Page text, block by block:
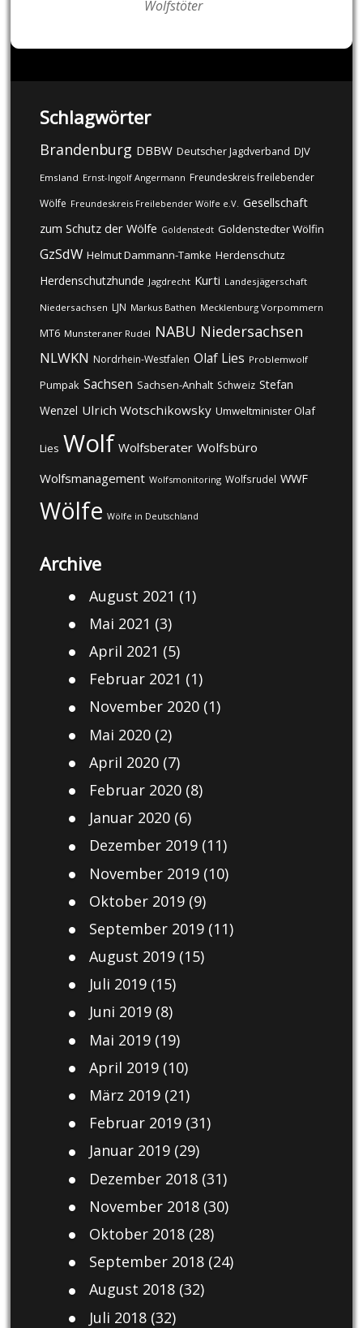
Wolfstöter
Schlagwörter
Brandenburg DBBW Deutscher Jagdverband DJV
Emsland Ernst-Ingolf Angermann Freundeskreis freilebender
Wölfe Freundeskreis Freilebender Wölfe e.V. Gesellschaft
zum Schutz der Wölfe Goldenstedt Goldenstedter Wölfin
GzSdW Helmut Dammann-Tamke Herdenschutz
Herdenschutzhunde Jagdrecht Kurti Landesjägerschaft
Niedersachsen LJN Markus Bathen Mecklenburg Vorpommern
MT6 Munsteraner Rudel NABU Niedersachsen
NLWKN Nordrhein-Westfalen Olaf Lies Problemwolf
Pumpak Sachsen Sachsen-Anhalt Schweiz Stefan
Wenzel Ulrich Wotschikowsky Umweltminister Olaf
Lies Wolf Wolfsberater Wolfsbüro
Wolfsmanagement Wolfsmonitoring Wolfsrudel WWF
Wölfe Wölfe in Deutschland
Archive
August 2021 (1)
Mai 2021 (3)
April 2021 (5)
Februar 2021 (1)
November 2020(1)
Mai 2020(2)
April 2020(7)
Februar 2020(8)
Januar 2020(6)
Dezember 2019(11)
November 2019(10)
Oktober 2019(9)
September 2019(11)
August 2019(15)
Juli 2019(15)
Juni 2019(8)
Mai 2019(19)
April 2019(10)
März 2019(21)
Februar 2019(31)
Januar 2019(29)
Dezember 2018(31)
November 2018(30)
Oktober 2018(28)
September 2018(24)
August 2018(32)
Juli 2018(32)